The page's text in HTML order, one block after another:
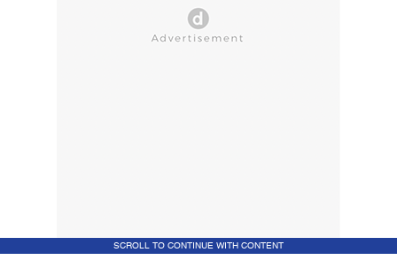
SCROLL TO CONTINUE WITH CONTENT